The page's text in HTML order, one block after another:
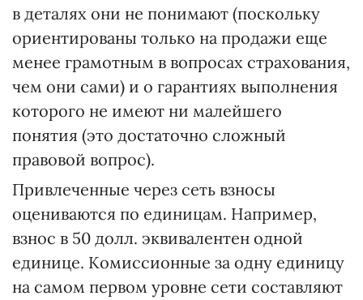
в деталях они не понимают (поскольку
ориентированы только на продажи еще
менее грамотным в вопросах страхования,
чем они сами) и о гарантиях выполнения
которого не имеют ни малейшего
понятия (это достаточно сложный
правовой вопрос).
Привлеченные через сеть взносы
оцениваются по единицам. Например,
взнос в 50 долл. эквивалентен одной
единице. Комиссионные за одну единицу
на самом первом уровне сети составляют